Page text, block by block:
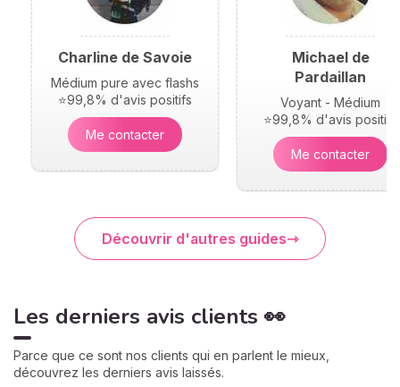
Charline de Savoie
Médium pure avec flashs
⭐99,8% d'avis positifs
Me contacter
Michael de
Pardaillan
Voyant - Médium
⭐99,8% d'avis positifs
Me contacter
Découvrir d'autres guides
Les derniers avis clients 👀
Parce que ce sont nos clients qui en parlent le mieux,
découvrez les derniers avis laissés.